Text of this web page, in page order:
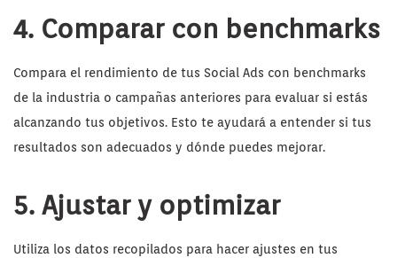
4. Comparar con benchmarks
Compara el rendimiento de tus Social Ads con benchmarks
de la industria o campañas anteriores para evaluar si estás
alcanzando tus objetivos. Esto te ayudará a entender si tus
resultados son adecuados y dónde puedes mejorar.
5. Ajustar y optimizar
Utiliza los datos recopilados para hacer ajustes en tus